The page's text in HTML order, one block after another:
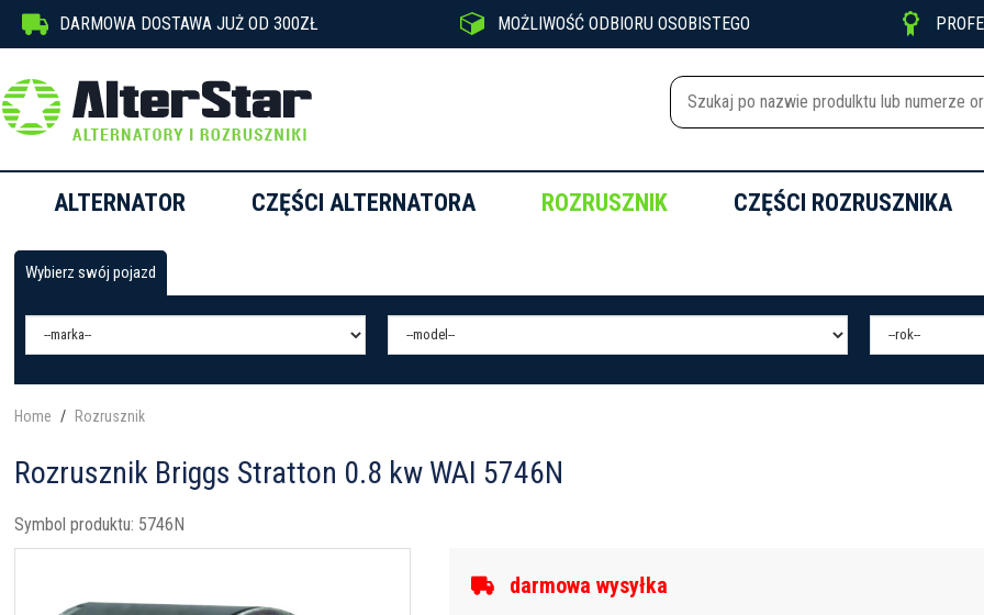
 DARMOWA DOSTAWA JUŻ OD 300ZŁ  MOŻLIWOŚĆ ODBIORU OSOBISTEGO 
ALTERNATOR CZĘŚCI ALTERNATORA ROZRUSZNIK CZĘŚCI ROZRUSZNIKA
Wybierz swój pojazd
Home Rozrusznik
Rozrusznik Briggs Stratton 0.8 kw WAI 5746N
Symbol produktu: 5746N
darmowa wysyłka